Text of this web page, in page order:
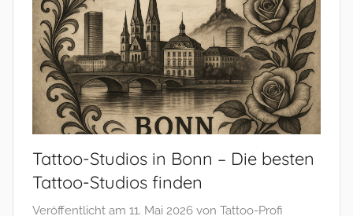
Tattoo-Studios in Bonn – Die besten
Tattoo-Studios finden
Veröffentlicht am 11. Mai 2026 von Tattoo-Profi